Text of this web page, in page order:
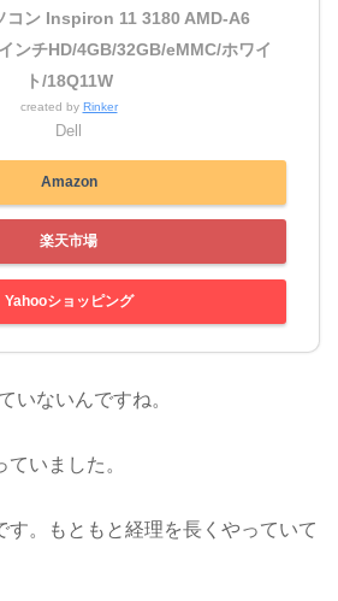
コン Inspiron 11 3180 AMD-A6
ンチHD/4GB/32GB/eMMC/ホワイ
ト/18Q11W
created by Rinker
Dell
Amazon
楽天市場
Yahooショッピング
いないんですね。
いました。
す。もともと経理を長くやっていて